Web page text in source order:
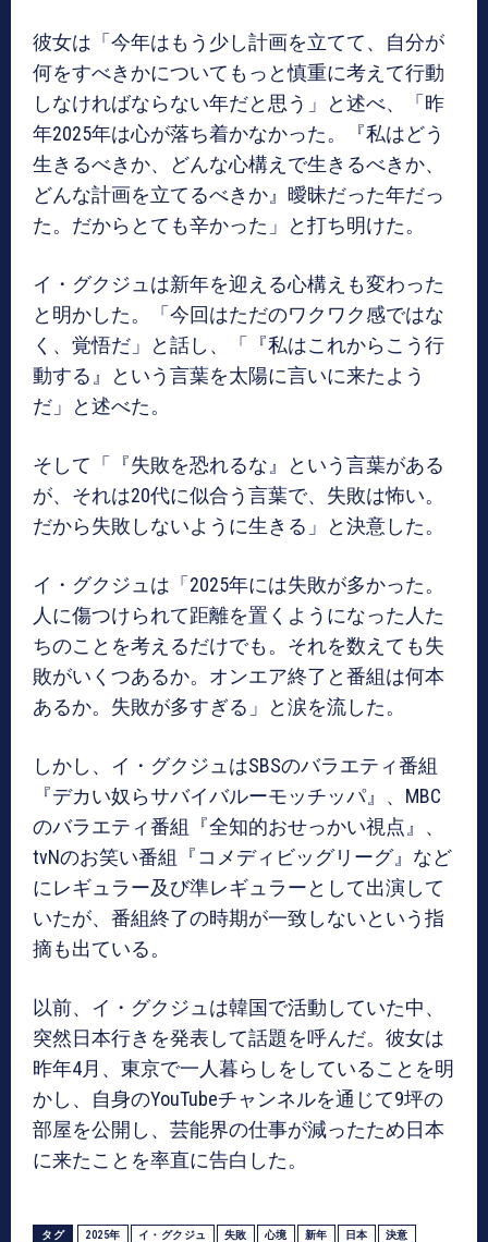
彼女は「今年はもう少し計画を立てて、自分が
何をすべきかについてもっと慎重に考えて行動
しなければならない年だと思う」と述べ、「昨
年2025年は心が落ち着かなかった。『私はどう
生きるべきか、どんな心構えで生きるべきか、
どんな計画を立てるべきか』曖昧だった年だっ
た。だからとても辛かった」と打ち明けた。
イ・グクジュは新年を迎える心構えも変わった
と明かした。「今回はただのワクワク感ではな
く、覚悟だ」と話し、「『私はこれからこう行
動する』という言葉を太陽に言いに来たよう
だ」と述べた。
そして「『失敗を恐れるな』という言葉がある
が、それは20代に似合う言葉で、失敗は怖い。
だから失敗しないように生きる」と決意した。
イ・グクジュは「2025年には失敗が多かった。
人に傷つけられて距離を置くようになった人た
ちのことを考えるだけでも。それを数えても失
敗がいくつあるか。オンエア終了と番組は何本
あるか。失敗が多すぎる」と涙を流した。
しかし、イ・グクジュはSBSのバラエティ番組
『デカい奴らサバイバルーモッチッパ』、MBC
のバラエティ番組『全知的おせっかい視点』、
tvNのお笑い番組『コメディビッグリーグ』など
にレギュラー及び準レギュラーとして出演して
いたが、番組終了の時期が一致しないという指
摘も出ている。
以前、イ・グクジュは韓国で活動していた中、
突然日本行きを発表して話題を呼んだ。彼女は
昨年4月、東京で一人暮らしをしていることを明
かし、自身のYouTubeチャンネルを通じて9坪の
部屋を公開し、芸能界の仕事が減ったため日本
に来たことを率直に告白した。
タグ 2025年 イ・グクジュ 失敗 心境 新年 日本 決意